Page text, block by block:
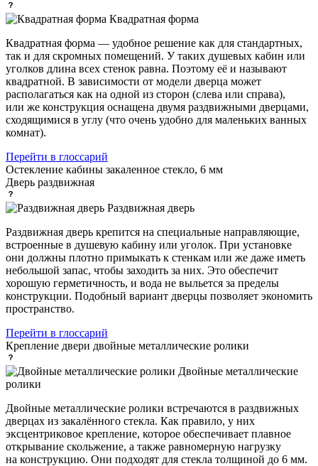
Квадратная форма
Квадратная форма — удобное решение как для стандартных,
так и для скромных помещений. У таких душевых кабин или
уголков длина всех стенок равна. Поэтому её и называют
квадратной. В зависимости от модели дверца может
располагаться как на одной из сторон (слева или справа),
или же конструкция оснащена двумя раздвижными дверцами,
сходящимися в углу (что очень удобно для маленьких ванных
комнат).
Перейти в глоссарий
Остекление кабины закаленное стекло, 6 мм
Дверь раздвижная
Раздвижная дверь
Раздвижная дверь крепится на специальные направляющие,
встроенные в душевую кабину или уголок. При установке
они должны плотно примыкать к стенкам или же даже иметь
небольшой запас, чтобы заходить за них. Это обеспечит
хорошую герметичность, и вода не выльется за пределы
конструкции. Подобный вариант дверцы позволяет экономить
пространство.
Перейти в глоссарий
Крепление двери двойные металлические ролики
Двойные металлические
ролики
Двойные металлические ролики встречаются в раздвижных
дверцах из закалённого стекла. Как правило, у них
эксцентриковое крепление, которое обеспечивает плавное
открывание скольжение, а также равномерную нагрузку
на конструкцию. Они подходят для стекла толщиной до 6 мм.